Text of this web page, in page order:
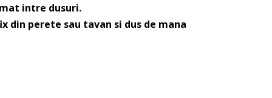
intre dusuri.
din perete sau tavan si dus de mana